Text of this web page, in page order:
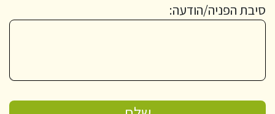
סיבת הפניה/הודעה: